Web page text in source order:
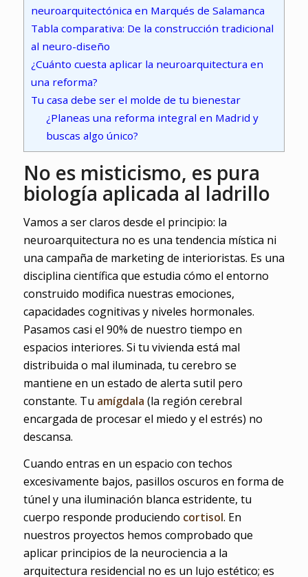
neuroarquitectónica en Marqués de Salamanca
Tabla comparativa: De la construcción tradicional
al neuro-diseño
¿Cuánto cuesta aplicar la neuroarquitectura en
una reforma?
Tu casa debe ser el molde de tu bienestar
¿Planeas una reforma integral en Madrid y
buscas algo único?
No es misticismo, es pura
biología aplicada al ladrillo
Vamos a ser claros desde el principio: la
neuroarquitectura no es una tendencia mística ni
una campaña de marketing de interioristas. Es una
disciplina científica que estudia cómo el entorno
construido modifica nuestras emociones,
capacidades cognitivas y niveles hormonales.
Pasamos casi el 90% de nuestro tiempo en
espacios interiores. Si tu vivienda está mal
distribuida o mal iluminada, tu cerebro se
mantiene en un estado de alerta sutil pero
constante. Tu amígdala (la región cerebral
encargada de procesar el miedo y el estrés) no
descansa.
Cuando entras en un espacio con techos
excesivamente bajos, pasillos oscuros en forma de
túnel y una iluminación blanca estridente, tu
cuerpo responde produciendo cortisol. En
nuestros proyectos hemos comprobado que
aplicar principios de la neurociencia a la
arquitectura residencial no es un lujo estético; es